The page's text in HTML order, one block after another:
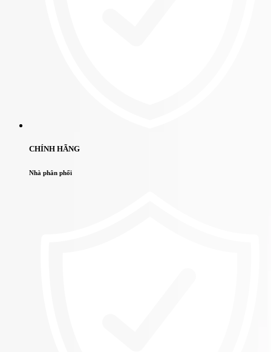
CHÍNH HÃNG
Nhà phân phối